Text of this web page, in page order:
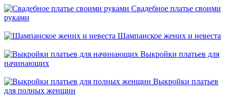
Свадебное платье своими
руками
Шампанское жених и невеста
Выкройки платьев для
начинающих
Выкройки платьев
для полных женщин